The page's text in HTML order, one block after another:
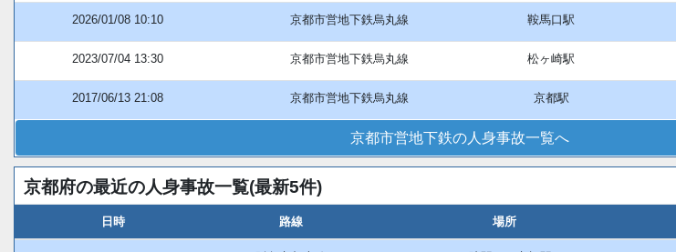
2026/01/08 10:10 京都市営地下鉄烏丸線 鞍馬口駅
2023/07/04 13:30 京都市営地下鉄烏丸線 松ヶ崎駅
2017/06/13 21:08 京都市営地下鉄烏丸線 京都駅
京都市営地下鉄の人身事故一覧へ
京都府の最近の人身事故一覧(最新5件)
日時 路線 場所